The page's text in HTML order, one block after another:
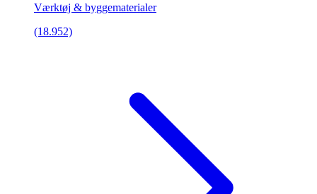
Værktøj & byggematerialer
(18.952)